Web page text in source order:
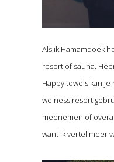
Als ik Hamamdoek
resort of sauna.
Happy towels kan
welness resort
meenemen of
want ik vertel meer